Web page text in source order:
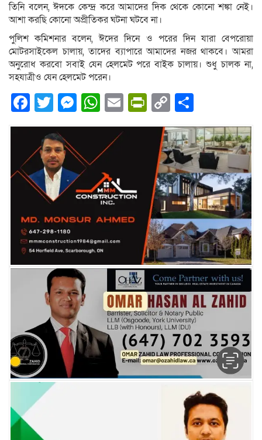
তিনি বলেন, ঈদকে কেন্দ্র করে আমাদের দিক থেকে কোনো শঙ্কা নেই।
আশা করছি কোনো অপ্রীতিকর ঘটনা ঘটবে না।
পুলিশ কমিশনার বলেন, ঈদের দিনে ও পরের দিন যারা বেপরোয়া
মোটরসাইকেল চালায়, তাদের ব্যাপারে আমাদের নজর থাকবে। আমরা
অনুরোধ করবো সবাই যেন হেলমেট পরে বাইক চালায়। শুধু চালক না,
সহযাত্রীও যেন হেলমেট পরেন।
Facebook
Twitter
Messenger
WhatsApp
EmailPrintFriendly
Copy
Link